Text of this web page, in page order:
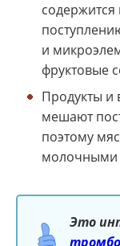
и
фруктовые
Продукты и
мешают
поэтому
молочными
Это